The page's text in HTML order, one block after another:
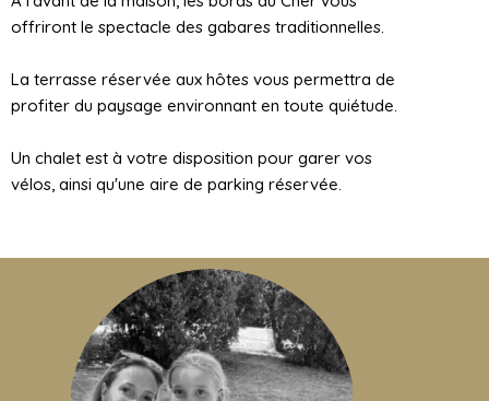
offriront le spectacle des gabares traditionnelles.
La terrasse réservée aux hôtes vous permettra de
profiter du paysage environnant en toute quiétude.
Un chalet est à votre disposition pour garer vos